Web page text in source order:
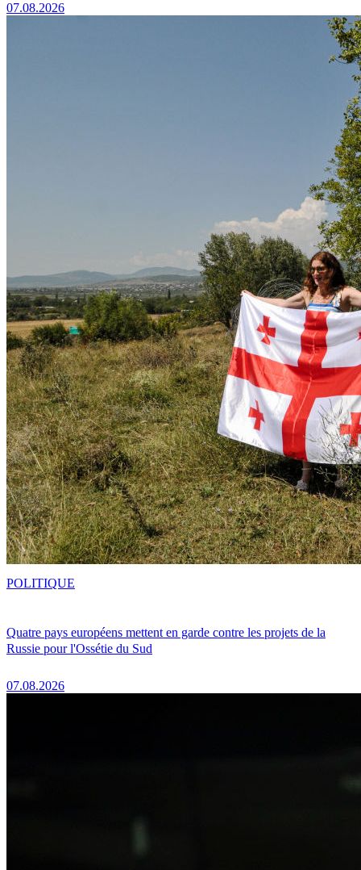
07.08.2026
Quatre pays européens mettent en garde contre les projets de la
Russie pour l'Ossétie du Sud
07.08.2026
POLITIQUE